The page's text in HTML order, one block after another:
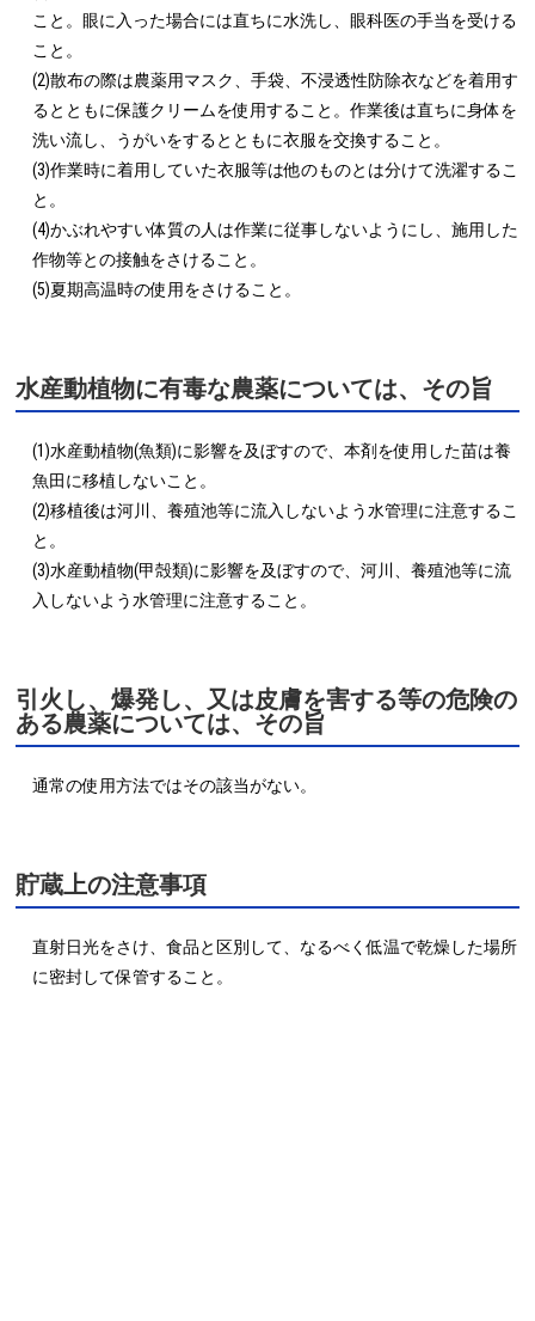
こと。眼に入った場合には直ちに水洗し、眼科医の手当を受ける
こと。
(2)散布の際は農薬用マスク、手袋、不浸透性防除衣などを着用す
るとともに保護クリームを使用すること。作業後は直ちに身体を
洗い流し、うがいをするとともに衣服を交換すること。
(3)作業時に着用していた衣服等は他のものとは分けて洗濯するこ
と。
(4)かぶれやすい体質の人は作業に従事しないようにし、施用した
作物等との接触をさけること。
(5)夏期高温時の使用をさけること。
水産動植物に有毒な農薬については、その旨
(1)水産動植物(魚類)に影響を及ぼすので、本剤を使用した苗は養
魚田に移植しないこと。
(2)移植後は河川、養殖池等に流入しないよう水管理に注意するこ
と。
(3)水産動植物(甲殻類)に影響を及ぼすので、河川、養殖池等に流
入しないよう水管理に注意すること。
引火し、爆発し、又は皮膚を害する等の危険の
ある農薬については、その旨
通常の使用方法ではその該当がない。
貯蔵上の注意事項
直射日光をさけ、食品と区別して、なるべく低温で乾燥した場所
に密封して保管すること。